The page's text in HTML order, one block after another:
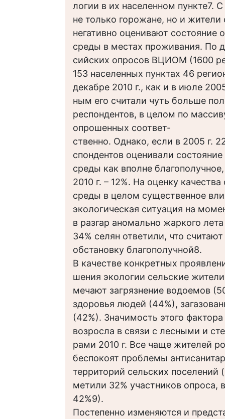
логии в их населенном пункте7.
не только горожане, но и жители
негативно оценивают
среды в местах проживания. По
сийских опросов ВЦИОМ (1600
153 населенных пунктах 46
декабре 2010 г., как и в июле
ным его считали чуть больше
респондентов, в целом по
опрошенных соответ-
ственно. Однако, если в 2005 г.
спондентов оценивали
среды как вполне
2010 г. – 12%. На оценку
среды в целом существенное
экологическая ситуация на
в разгар аномально жаркого
34% селян ответили, что
обстановку благополучной8.
В качестве конкретных
шения экологии сельские
мечают загрязнение водоемов
здоровья людей (44%),
(42%). Значимость этого
возросла в связи с лесными и
рами 2010 г. Все чаще жителей
беспокоят проблемы
территорий сельских поселений
метили 32% участников опроса,
42%9).
Постепенно изменяются и